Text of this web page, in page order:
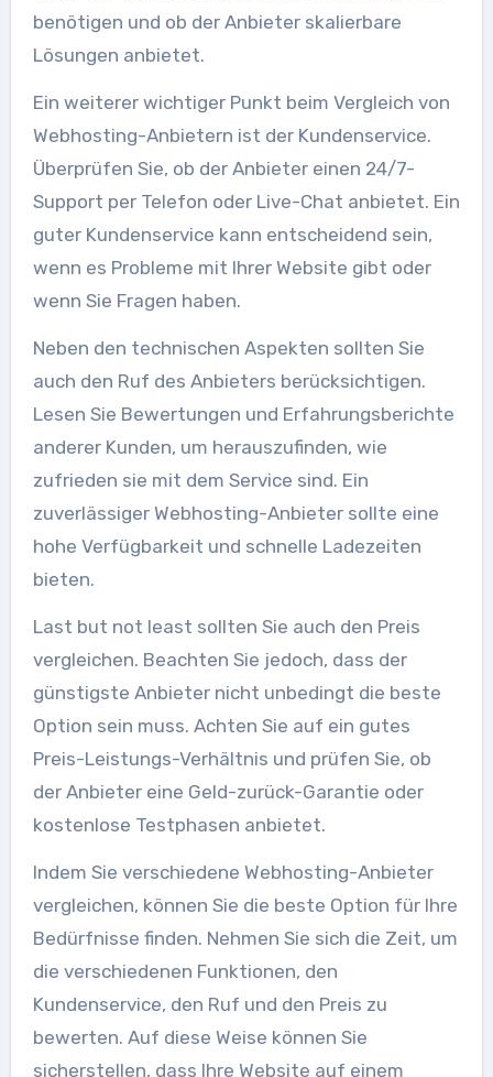
benötigen und ob der Anbieter skalierbare
Lösungen anbietet.
Ein weiterer wichtiger Punkt beim Vergleich von
Webhosting-Anbietern ist der Kundenservice.
Überprüfen Sie, ob der Anbieter einen 24/7-
Support per Telefon oder Live-Chat anbietet. Ein
guter Kundenservice kann entscheidend sein,
wenn es Probleme mit Ihrer Website gibt oder
wenn Sie Fragen haben.
Neben den technischen Aspekten sollten Sie
auch den Ruf des Anbieters berücksichtigen.
Lesen Sie Bewertungen und Erfahrungsberichte
anderer Kunden, um herauszufinden, wie
zufrieden sie mit dem Service sind. Ein
zuverlässiger Webhosting-Anbieter sollte eine
hohe Verfügbarkeit und schnelle Ladezeiten
bieten.
Last but not least sollten Sie auch den Preis
vergleichen. Beachten Sie jedoch, dass der
günstigste Anbieter nicht unbedingt die beste
Option sein muss. Achten Sie auf ein gutes
Preis-Leistungs-Verhältnis und prüfen Sie, ob
der Anbieter eine Geld-zurück-Garantie oder
kostenlose Testphasen anbietet.
Indem Sie verschiedene Webhosting-Anbieter
vergleichen, können Sie die beste Option für Ihre
Bedürfnisse finden. Nehmen Sie sich die Zeit, um
die verschiedenen Funktionen, den
Kundenservice, den Ruf und den Preis zu
bewerten. Auf diese Weise können Sie
sicherstellen, dass Ihre Website auf einem